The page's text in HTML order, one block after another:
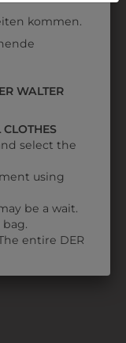
kommen.
WALTER
select the
using
be a wait.
entire DER